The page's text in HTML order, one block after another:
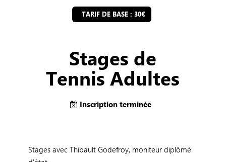
TARIF DE BASE : 30€
Stages de
Tennis Adultes
Inscription terminée
Stages avec Thibault Godefroy, moniteur diplômé